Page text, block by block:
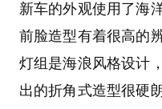
新车的外观使用了海
前脸造型有着很高的
灯组是海浪风格设计
出的折角式造型很硬